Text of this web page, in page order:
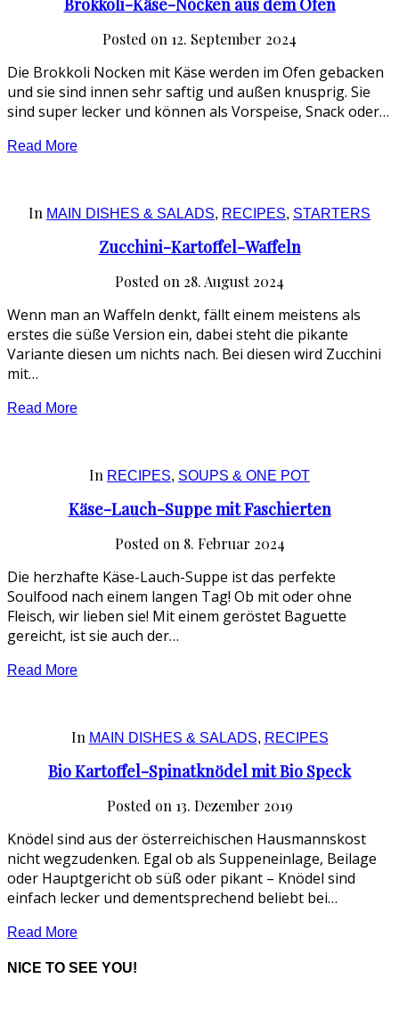
Brokkoli-Käse-Nocken aus dem Ofen
Posted on 12. September 2024
Die Brokkoli Nocken mit Käse werden im Ofen gebacken
und sie sind innen sehr saftig und außen knusprig. Sie
sind super lecker und können als Vorspeise, Snack oder…
Read More
In MAIN DISHES & SALADS, RECIPES, STARTERS
Zucchini-Kartoffel-Waffeln
Posted on 28. August 2024
Wenn man an Waffeln denkt, fällt einem meistens als
erstes die süße Version ein, dabei steht die pikante
Variante diesen um nichts nach. Bei diesen wird Zucchini
mit…
Read More
In RECIPES, SOUPS & ONE POT
Käse-Lauch-Suppe mit Faschierten
Posted on 8. Februar 2024
Die herzhafte Käse-Lauch-Suppe ist das perfekte
Soulfood nach einem langen Tag! Ob mit oder ohne
Fleisch, wir lieben sie! Mit einem geröstet Baguette
gereicht, ist sie auch der…
Read More
In MAIN DISHES & SALADS, RECIPES
Bio Kartoffel-Spinatknödel mit Bio Speck
Posted on 13. Dezember 2019
Knödel sind aus der österreichischen Hausmannskost
nicht wegzudenken. Egal ob als Suppeneinlage, Beilage
oder Hauptgericht ob süß oder pikant – Knödel sind
einfach lecker und dementsprechend beliebt bei…
Read More
NICE TO SEE YOU!